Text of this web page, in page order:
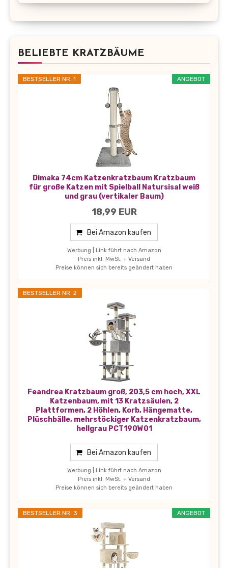
BELIEBTE KRATZBÄUME
ANGEBOT
BESTSELLER NR. 1
Dimaka 74cm Katzenkratzbaum Kratzbaum
für große Katzen mit Spielball Natursisal weiß
und grau (vertikaler Baum)
18,99 EUR
Bei Amazon kaufen
Werbung | Link führt nach Amazon
Preis inkl. MwSt. + Versand
Preise können sich bereits geändert haben
BESTSELLER NR. 2
Feandrea Kratzbaum groß, 203,5 cm hoch, XXL
Katzenbaum, mit 13 Kratzsäulen, 2
Plattformen, 2 Höhlen, Korb, Hängematte,
Plüschbälle, mehrstöckiger Katzenkratzbaum,
hellgrau PCT190W01
Bei Amazon kaufen
Werbung | Link führt nach Amazon
Preis inkl. MwSt. + Versand
Preise können sich bereits geändert haben
ANGEBOT
BESTSELLER NR. 3